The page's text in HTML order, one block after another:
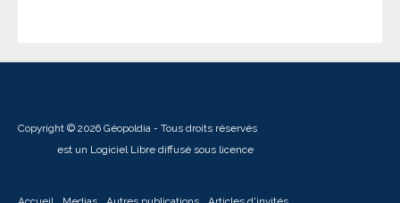
Copyright © 2026 Géopoldia - Tous droits réservés
est un Logiciel Libre diffusé sous licence